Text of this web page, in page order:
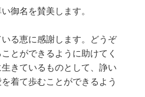
御名を賛美します。
る恵に感謝します。どうぞ
とができるように助けてく
きているものとして、諍い
着て歩むことができるよう